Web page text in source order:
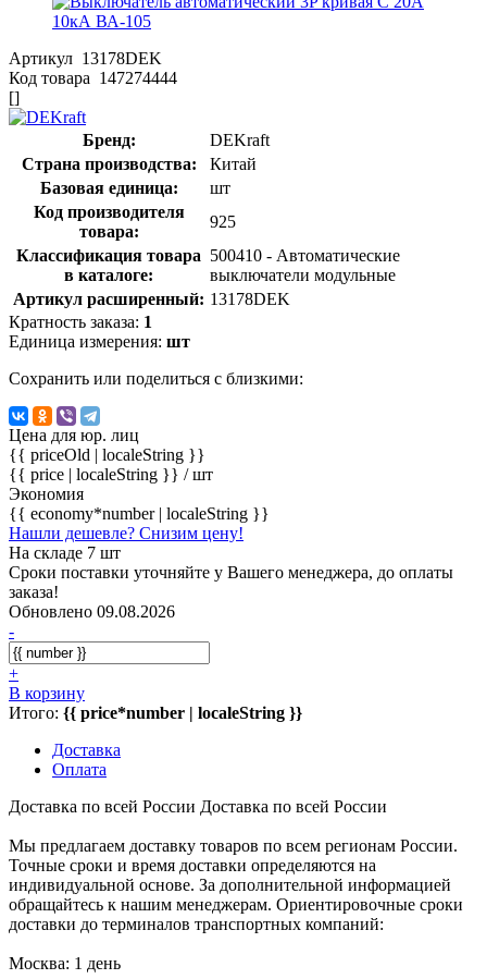
Артикул 13178DEK
Код товара 147274444
[]
Бренд:
DEKraft
Страна производства:
Китай
Базовая единица:
шт
Код производителя
товара:
925
Классификация товара
в каталоге:
500410 - Автоматические
выключатели модульные
Артикул расширенный: 13178DEK
Кратность заказа: 1
Единица измерения: шт
Сохранить или поделиться с близкими:
Цена для юр. лиц
{{ priceOld | localeString }}
{{ price | localeString }} / шт
Экономия
{{ economy*number | localeString }}
Нашли дешевле? Снизим цену!
На складе 7 шт
Сроки поставки уточняйте у Вашего менеджера, до оплаты
заказа!
Обновлено 09.08.2026
-
+
В корзину
Итого: {{ price*number | localeString }}
Доставка
Оплата
Доставка по всей России Доставка по всей России
Мы предлагаем доставку товаров по всем регионам России.
Точные сроки и время доставки определяются на
индивидуальной основе. За дополнительной информацией
обращайтесь к нашим менеджерам. Ориентировочные сроки
доставки до терминалов транспортных компаний:
Москва: 1 день